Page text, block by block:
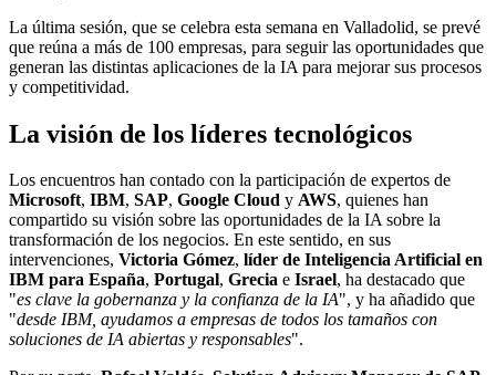
La última sesión, que se celebra esta semana en Valladolid, se prevé
que reúna a más de 100 empresas, para seguir las oportunidades que
generan las distintas aplicaciones de la IA para mejorar sus procesos
y competitividad.
La visión de los líderes tecnológicos
Los encuentros han contado con la participación de expertos de
Microsoft, IBM, SAP, Google Cloud y AWS, quienes han
compartido su visión sobre las oportunidades de la IA sobre la
transformación de los negocios. En este sentido, en sus
intervenciones, Victoria Gómez, líder de Inteligencia Artificial en
IBM para España, Portugal, Grecia e Israel, ha destacado que
"es clave la gobernanza y la confianza de la IA", y ha añadido que
"desde IBM, ayudamos a empresas de todos los tamaños con
soluciones de IA abiertas y responsables".